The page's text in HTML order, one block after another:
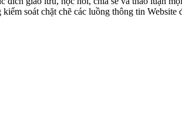
soát chặt chẽ các luồng thông tin Website